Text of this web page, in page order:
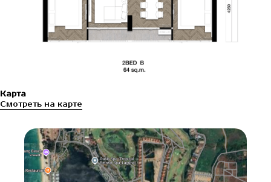
Карта
Смотреть на карте
Контакты для связи
Ваш менеджер по данному объекту